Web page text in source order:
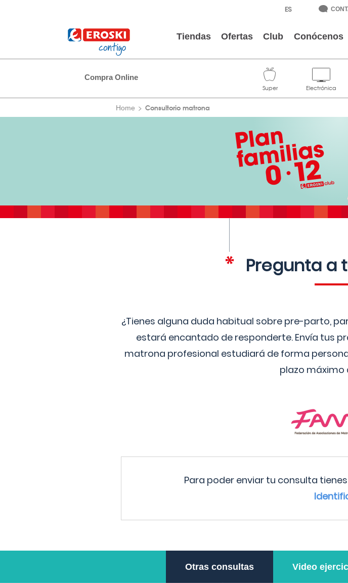
Tiendas Ofertas Club Conócenos
Compra Online
Home Consultorio matrona
Pregunta a
¿Tienes alguna duda habitual sobre pre-parto,
estará encantado de responderte. Envía tus
matrona profesional estudiará de forma
plazo máximo
Para poder enviar tu consulta tienes
Otras consultas Video